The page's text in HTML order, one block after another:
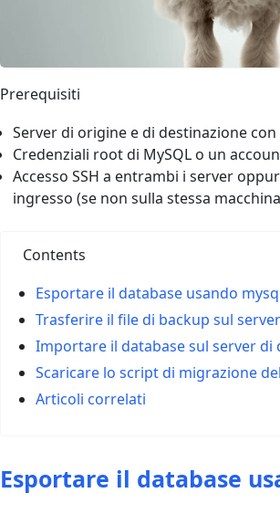
Prerequisiti
Server di origine e di destinazione
Credenziali root di MySQL o un
Accesso SSH a entrambi i server
ingresso (se non sulla stessa
Contents
Esportare il database usando
Trasferire il file di backup sul
Importare il database sul server di
Scaricare lo script di migrazione
Articoli correlati
Esportare il database